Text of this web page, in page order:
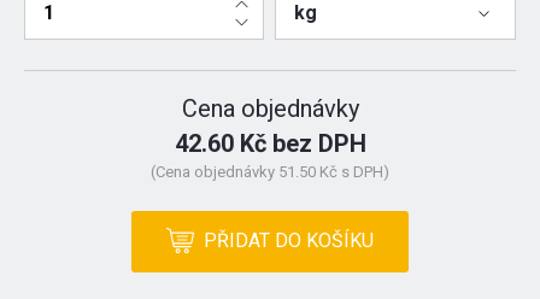
kg
Cena objednávky
42.60 Kč bez DPH
(Cena objednávky 51.50 Kč s DPH)
PŘIDAT DO KOŠÍKU